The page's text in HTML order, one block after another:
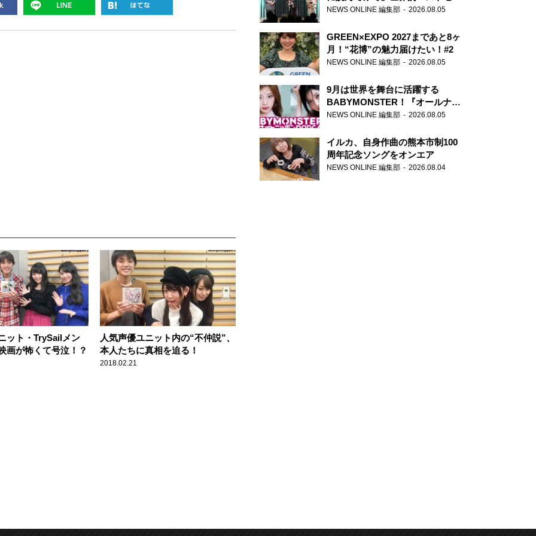
ット・TrySailメン
画が怖くて号泣！？
人気声優ユニット内の“不仲説”、
本人たちに真相を迫る！
2018.02.21
ー『アナスタシア』を紹介
NEWS ONLINE 編集部 2026.08.05
GREEN×EXPO 2027まであと8ヶ
月！“花博”の魅力届けたい！#2
NEWS ONLINE 編集部 2026.08.05
9月は世界を舞台に活躍する
BABYMONSTER！『オールナイ
トニッポンPODCAST』月替わり
NEWS ONLINE 編集部 2026.08.05
イルカ、自身作曲の熊本市制100
周年記念ソングをオンエア
NEWS ONLINE 編集部 2026.08.04